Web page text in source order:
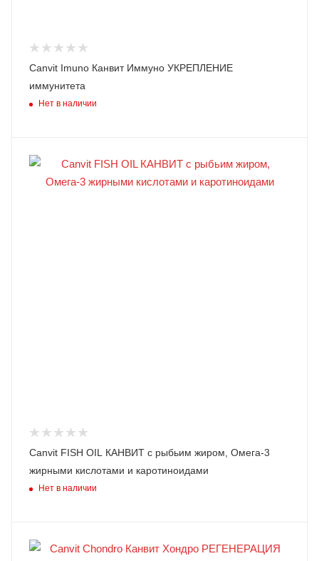
Canvit Imuno Канвит Иммуно УКРЕПЛЕНИЕ
иммунитета
Нет в наличии
Canvit FISH OIL КAHВИТ с рыбьим жиром, Омега-3
жирными кислотами и каротиноидами
Нет в наличии